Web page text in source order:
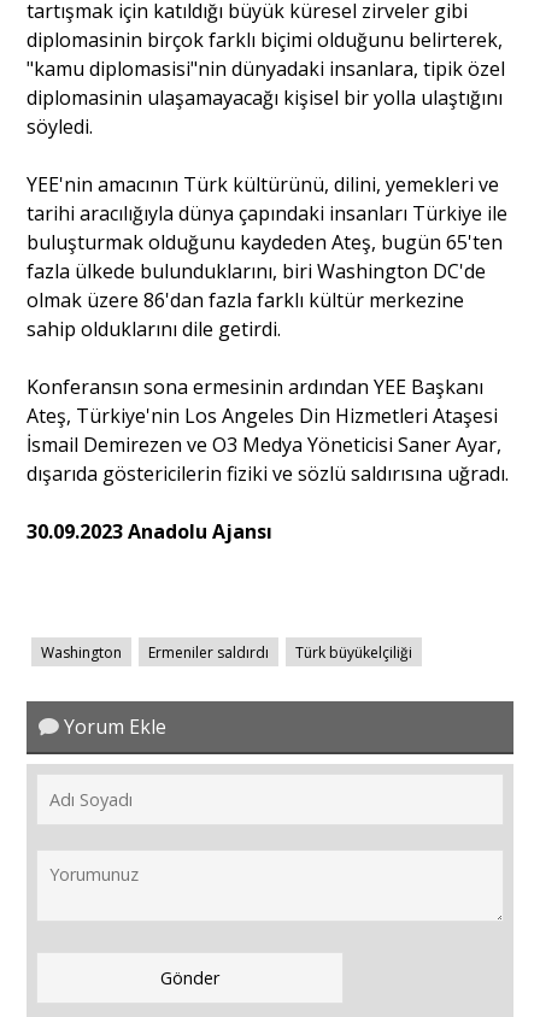
tartışmak için katıldığı büyük küresel zirveler gibi
diplomasinin birçok farklı biçimi olduğunu belirterek,
"kamu diplomasisi"nin dünyadaki insanlara, tipik özel
diplomasinin ulaşamayacağı kişisel bir yolla ulaştığını
söyledi.
YEE'nin amacının Türk kültürünü, dilini, yemekleri ve
tarihi aracılığıyla dünya çapındaki insanları Türkiye ile
buluşturmak olduğunu kaydeden Ateş, bugün 65'ten
fazla ülkede bulunduklarını, biri Washington DC'de
olmak üzere 86'dan fazla farklı kültür merkezine
sahip olduklarını dile getirdi.
Konferansın sona ermesinin ardından YEE Başkanı
Ateş, Türkiye'nin Los Angeles Din Hizmetleri Ataşesi
İsmail Demirezen ve O3 Medya Yöneticisi Saner Ayar,
dışarıda göstericilerin fiziki ve sözlü saldırısına uğradı.
30.09.2023 Anadolu Ajansı
Washington Ermeniler saldırdı Türk büyükelçiliği
Yorum Ekle